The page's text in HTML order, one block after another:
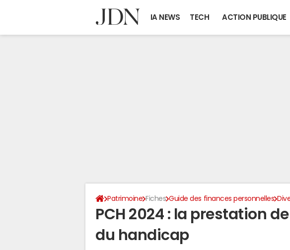
IA NEWS TECH ACTION PUBLIQUE
Patrimoine Fiches Guide des finances personnelles
PCH 2024 : la prestation
du handicap